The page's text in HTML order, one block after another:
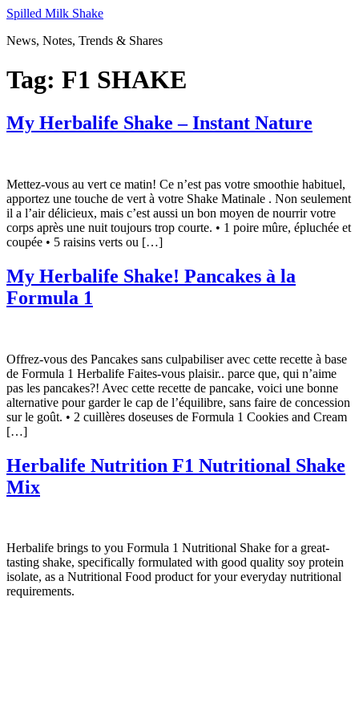
Skip
content
Spilled Milk Shake
News, Notes, Trends & Shares
Tag: F1 SHAKE
My Herbalife Shake – Instant Nature
Mettez-vous au vert ce matin! Ce n’est pas votre smoothie habituel,
apportez une touche de vert à votre Shake Matinale . Non seulement
il a l’air délicieux, mais c’est aussi un bon moyen de nourrir votre
corps après une nuit toujours trop courte. • 1 poire mûre, épluchée et
coupée • 5 raisins verts ou […]
My Herbalife Shake! Pancakes à la
Formula 1
Offrez-vous des Pancakes sans culpabiliser avec cette recette à base
de Formula 1 Herbalife Faites-vous plaisir.. parce que, qui n’aime
pas les pancakes?! Avec cette recette de pancake, voici une bonne
alternative pour garder le cap de l’équilibre, sans faire de concession
sur le goût. • 2 cuillères doseuses de Formula 1 Cookies and Cream
[…]
Herbalife Nutrition F1 Nutritional Shake
Mix
Herbalife brings to you Formula 1 Nutritional Shake for a great-
tasting shake, specifically formulated with good quality soy protein
isolate, as a Nutritional Food product for your everyday nutritional
requirements.